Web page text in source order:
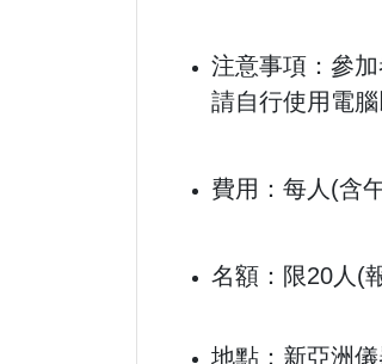
注意事項：參
請自行使用電腦
費用： 每人(含
名額：限20人(
地點：新亞洲